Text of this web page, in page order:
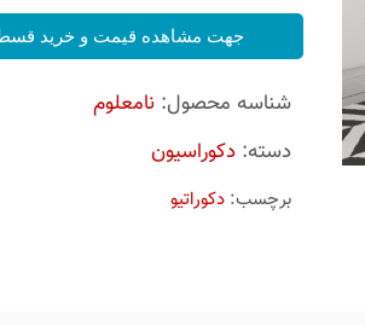
جهت مشاهده قیمت و خرید
شناسه محصول: نامعلوم
دسته: دکوراسیون
برچسب: دکوراتیو